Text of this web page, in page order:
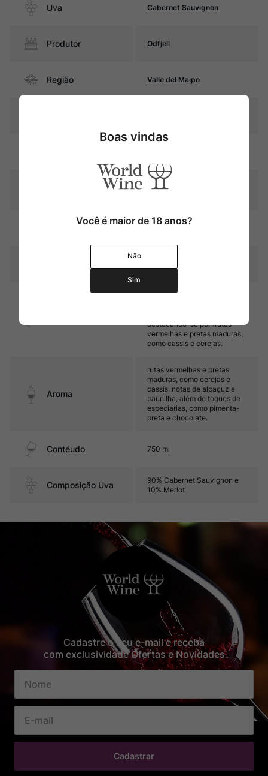
Uva Cabernet Sauvignon
Produtor Odfjell
Região Valle del Maipo
Graduação Alcóoli
14,0%
Amadurecimento
Médio corpo, com taninos
destacando-se por frutas
vermelhas e pretas maduras,
como cassis e cerejas.
Aroma
rutas vermelhas e pretas
maduras, como cerejas e
cassis, notas de alcaçuz e
baunilha, além de toques de
especiarias, como pimenta-
preta e chocolate.
Contéudo 750 ml
Composição Uva
90% Cabernet Sauvignon e
10% Merlot
Cadastre o seu e-mail e receba
com exclusividade Ofertas e Novidades
Cadastrar
Boas vindas
Você é maior de 18 anos?
Não
Sim